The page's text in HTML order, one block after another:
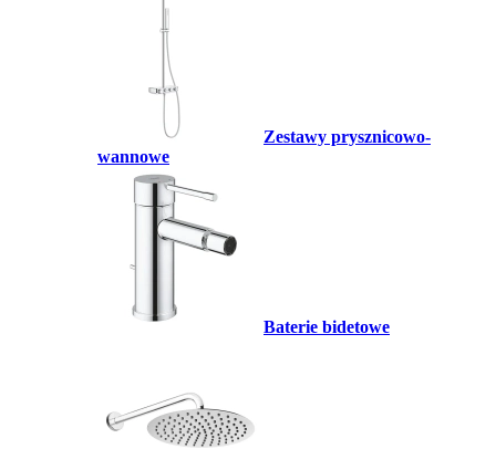
Zestawy prysznicowo-
wannowe
Baterie bidetowe